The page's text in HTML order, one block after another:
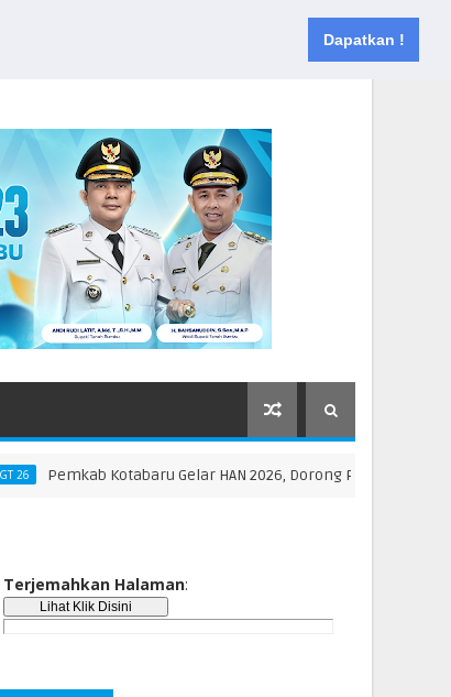
Dapatkan !
Kontak
Pemkab Kotabaru Gelar HAN 2026, Dorong Partisipasi dan
Terjemahkan Halaman: